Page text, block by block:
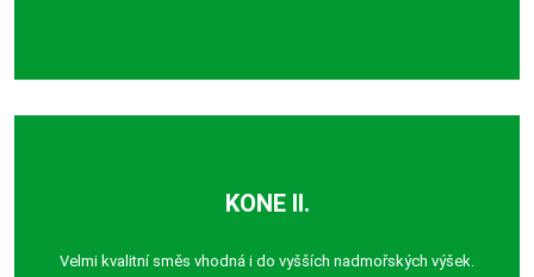
KONE II.
Velmi kvalitní směs vhodná i do vyšších nadmořských výšek.